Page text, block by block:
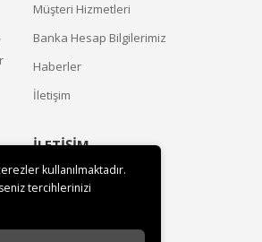
Müşteri Hizmetleri
Banka Hesap Bilgilerimiz
Haberler
İletişim
İLETİŞİM
kullanılmaktadır.
tercihlerinizi